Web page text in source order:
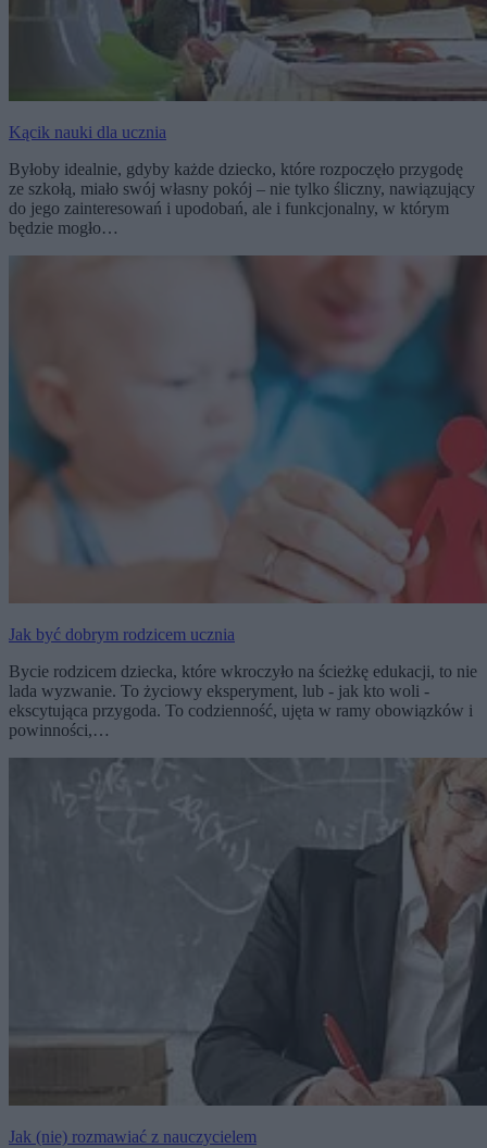
Kącik nauki dla ucznia
Byłoby idealnie, gdyby każde dziecko, które rozpoczęło przygodę
ze szkołą, miało swój własny pokój – nie tylko śliczny, nawiązujący
do jego zainteresowań i upodobań, ale i funkcjonalny, w którym
będzie mogło…
Jak być dobrym rodzicem ucznia
Bycie rodzicem dziecka, które wkroczyło na ścieżkę edukacji, to nie
lada wyzwanie. To życiowy eksperyment, lub - jak kto woli -
ekscytująca przygoda. To codzienność, ujęta w ramy obowiązków i
powinności,…
Jak (nie) rozmawiać z nauczycielem